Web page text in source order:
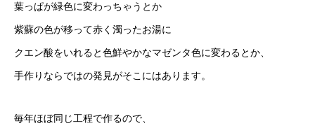
葉っぱが緑色に変わっちゃうとか
紫蘇の色が移って赤く濁ったお湯に
クエン酸をいれると色鮮やかなマゼンタ色に変わるとか、
手作りならではの発見がそこにはあります。
毎年ほぼ同じ工程で作るので、